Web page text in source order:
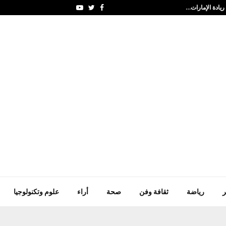
الإمارات… Facebook
Twitter
Youtube
رياضة ثقافة وفن صحة أراء علوم وتكنولوجيا